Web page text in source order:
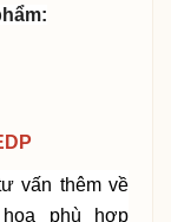
vấn thêm về
phù hợp